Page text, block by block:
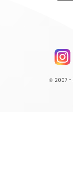
© 2007 -